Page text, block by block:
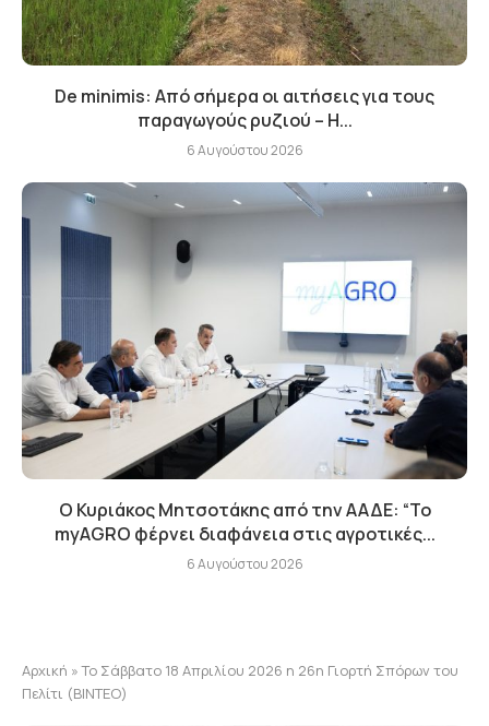
De minimis: Από σήμερα οι αιτήσεις για τους
παραγωγούς ρυζιού – Η...
6 Αυγούστου 2026
Ο Κυριάκος Μητσοτάκης από την ΑΑΔΕ: “Το
myAGRO φέρνει διαφάνεια στις αγροτικές...
6 Αυγούστου 2026
Αρχική »Το Σάββατο 18 Απριλίου 2026 η 26η Γιορτή Σπόρων του
Πελίτι (ΒΙΝΤΕΟ)